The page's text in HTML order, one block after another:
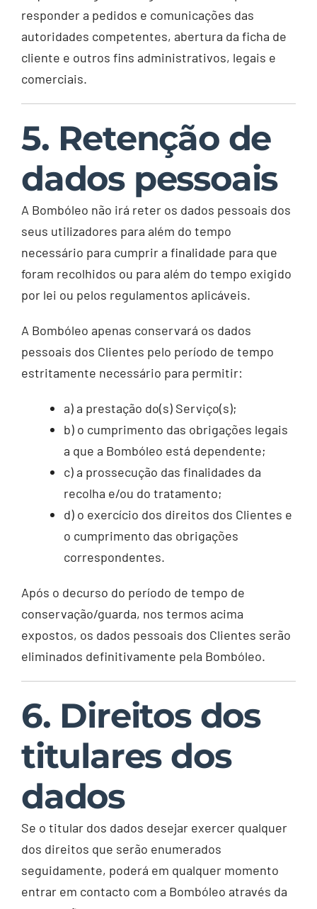
responder a pedidos e comunicações das
autoridades competentes, abertura da ficha de
cliente e outros fins administrativos, legais e
comerciais.
5. Retenção de
dados pessoais
A Bombóleo não irá reter os dados pessoais dos
seus utilizadores para além do tempo
necessário para cumprir a finalidade para que
foram recolhidos ou para além do tempo exigido
por lei ou pelos regulamentos aplicáveis.
A Bombóleo apenas conservará os dados
pessoais dos Clientes pelo período de tempo
estritamente necessário para permitir:
a) a prestação do(s) Serviço(s);
b) o cumprimento das obrigações legais
a que a Bombóleo está dependente;
c) a prossecução das finalidades da
recolha e/ou do tratamento;
d) o exercício dos direitos dos Clientes e
o cumprimento das obrigações
correspondentes.
Após o decurso do período de tempo de
conservação/guarda, nos termos acima
expostos, os dados pessoais dos Clientes serão
eliminados definitivamente pela Bombóleo.
6. Direitos dos
titulares dos
dados
Se o titular dos dados desejar exercer qualquer
dos direitos que serão enumerados
seguidamente, poderá em qualquer momento
entrar em contacto com a Bombóleo através da